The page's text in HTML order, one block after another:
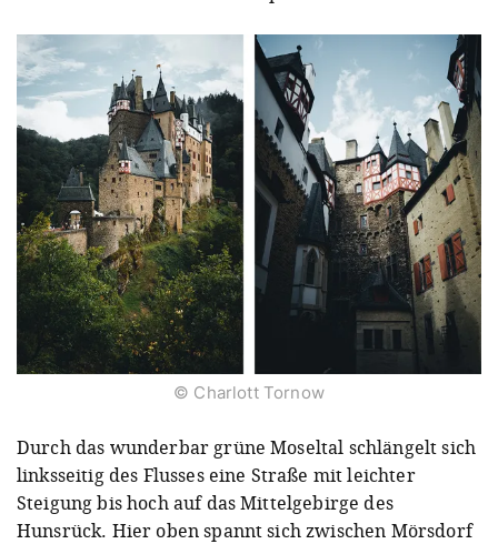
© Charlott Tornow
Durch das wunderbar grüne Moseltal schlängelt sich
linksseitig des Flusses eine Straße mit leichter
Steigung bis hoch auf das Mittelgebirge des
Hunsrück. Hier oben spannt sich zwischen Mörsdorf